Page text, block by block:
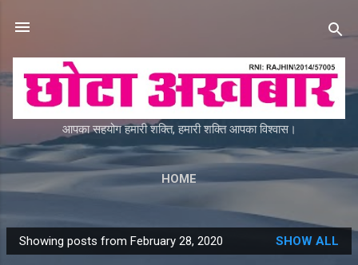
आपका सहयोग हमारी शक्ति, हमारी शक्ति आपका विश्वास।
HOME
P
Showing posts from February 28, 2020 SHOW ALL